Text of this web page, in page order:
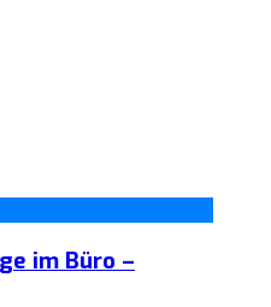
im Büro –